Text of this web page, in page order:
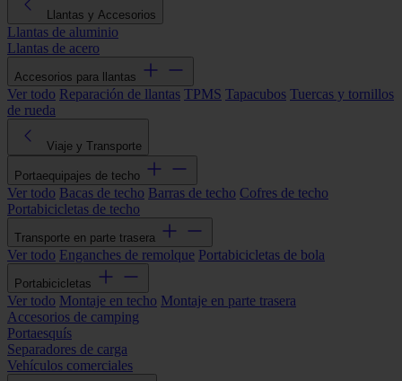
Llantas y Accesorios
Llantas de aluminio
Llantas de acero
Accesorios para llantas
Ver todo Reparación de llantas TPMS Tapacubos Tuercas y tornillos
de rueda
Viaje y Transporte
Portaequipajes de techo
Ver todo Bacas de techo Barras de techo Cofres de techo
Portabicicletas de techo
Transporte en parte trasera
Ver todo Enganches de remolque Portabicicletas de bola
Portabicicletas
Ver todo Montaje en techo Montaje en parte trasera
Accesorios de camping
Portaesquís
Separadores de carga
Vehículos comerciales